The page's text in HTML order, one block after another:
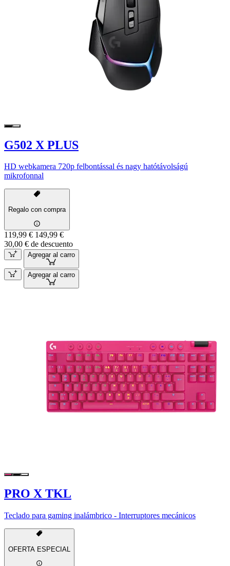
G502 X PLUS
HD webkamera 720p felbontással és nagy hatótávolságú
mikrofonnal
Regalo con compra
119,99 € 149,99 €
30,00 € de descuento
Agregar al carro
Agregar al carro
PRO X TKL
Teclado para gaming inalámbrico - Interruptores mecánicos
OFERTA ESPECIAL